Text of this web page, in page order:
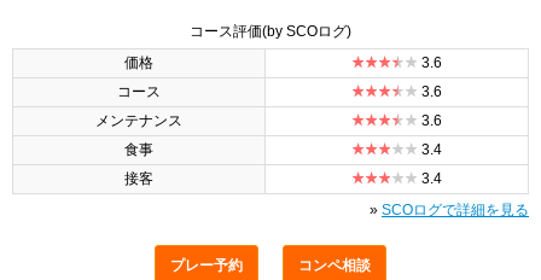
コース評価(by SCOログ)
価格
3.6
コース
3.6
メンテナンス
3.6
食事
3.4
接客
3.4
» SCOログで詳細を見る
プレー予約 コンペ相談